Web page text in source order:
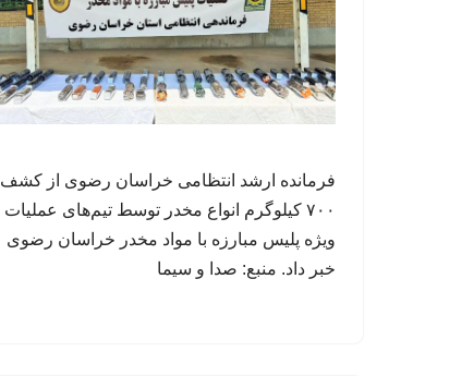
فرمانده ارشد انتظامی خراسان رضوی از کشف
۷۰۰ کیلوگرم انواع مخدر توسط تیم‌های عملیات
ویژه پلیس مبارزه با مواد مخدر خراسان رضوی
خبر داد. منبع: صدا و سیما